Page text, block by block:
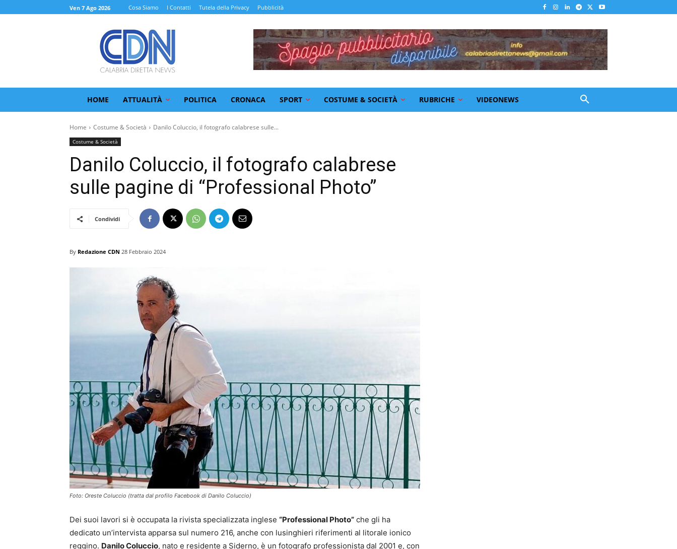
Ven 7 Ago 2026 Cosa Siamo I Contatti Tutela della Privacy Pubblicità
HOME ATTUALITÀ POLITICA CRONACA SPORT COSTUME & SOCIETÀ RUBRICHE VIDEONEWS
Home Costume & Società Danilo Coluccio, il fotografo calabrese sulle...
Costume & Società
Danilo Coluccio, il fotografo calabrese
sulle pagine di “Professional Photo”
Condividi
By Redazione CDN 28 Febbraio 2024
Foto: Oreste Coluccio (tratta dal profilo Facebook di Danilo Coluccio)
Dei suoi lavori si è occupata la rivista specializzata inglese “Professional Photo” che gli ha
dedicato un’intervista apparsa sul numero 216, anche con lusinghieri riferimenti al litorale ionico
reggino. Danilo Coluccio, nato e residente a Siderno, è un fotografo professionista dal 2001 e, con